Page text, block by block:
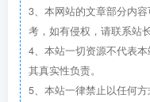
3、本网站的文章部分内
考，如有侵权，请联系站
4、本站一切资源不代表
其真实性负责。
5、本站一律禁止以任何